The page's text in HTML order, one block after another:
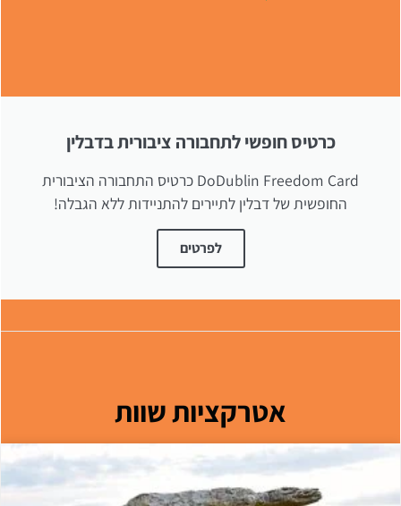
כרטיס חופשי לתחבורה ציבורית בדבלין
DoDublin Freedom Card כרטיס התחבורה הציבורית
החופשית של דבלין לתיירים להתניידות ללא הגבלה!
לפרטים
אטרקציות שוות